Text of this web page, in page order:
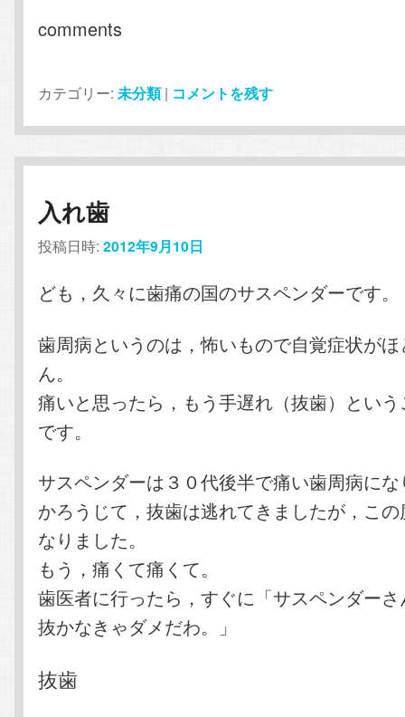
comments
カテゴリー: 未分類 | コメントを残す
入れ歯
投稿日時:2012年9月10日
ども，久々に歯痛の国のサスペンダーです。
歯周病というのは，怖いもので自覚症状が
ん。
痛いと思ったら，もう手遅れ（抜歯）とい
です。
サスペンダーは３０代後半で痛い歯周病に
かろうじて，抜歯は逃れてきましたが，こ
なりました。
もう，痛くて痛くて。
歯医者に行ったら，すぐに「サスペンダー
抜かなきゃダメだわ。」
抜歯